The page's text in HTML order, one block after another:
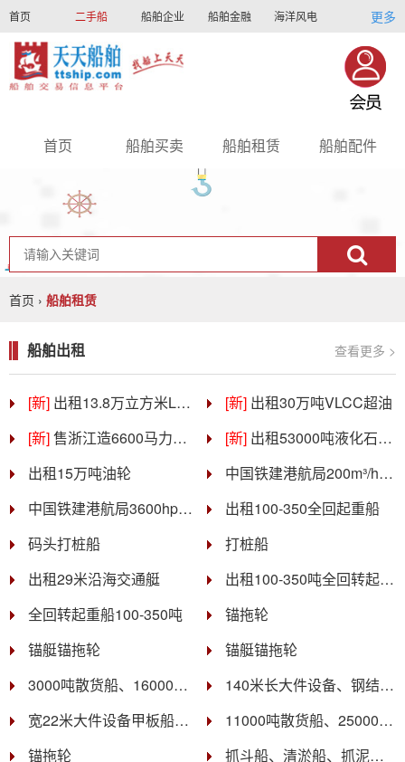
首页 二手船 船舶企业 船舶金融 海洋风电
船员招聘 船员联盟
更多
首页 船舶买卖 船舶租赁 船舶配件
首页 › 船舶租赁
船舶出租 查看更多 >
[新] 出租13.8万立方米LNG液化天然气船 [新] 出租30万吨VLCC超油
[新]售浙江造6600马力近海多用途锚拖 [新] 出租53000吨液化石油气船
出租15万吨油轮
中国铁建港航局200m³/h混凝土搅拌船铁建砼01出租
中国铁建港航局3600hp全回转拖轮铁建拖01出租
出租100-350全回起重船
码头打桩船
打桩船
出租29米沿海交通艇
出租100-350吨全回转起重船。
全回转起重船100-350吨
锚拖轮
锚艇锚拖轮
锚艇锚拖轮
3000吨散货船、16000吨42000吨、5万吨船
140米长大件设备、钢结构甲板船运【只拉大件，不拉石头】
宽22米大件设备甲板船【只拉大型钢结构，不拉石头】
11000吨散货船、25000吨56000吨、7万吨船
锚拖轮
抓斗船、清淤船、抓泥船、疏浚船